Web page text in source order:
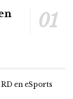
en eSports